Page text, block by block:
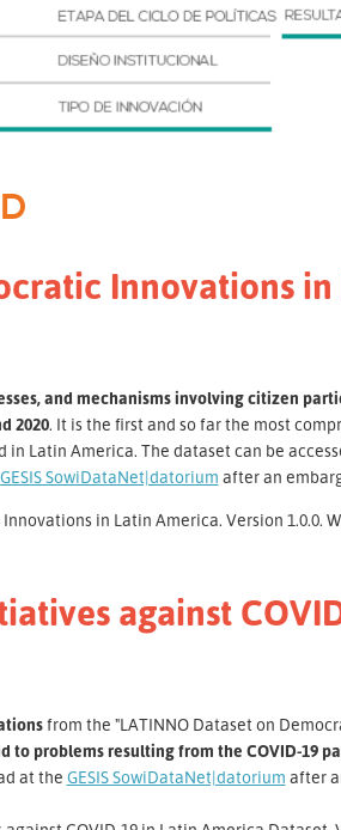
Innovations
and mechanisms involving citizen
2020. It is the first and so far the most
Latin America. The dataset can be
GESIS SowiDataNet|datorium after an
in Latin America. Version 1.0.0.
against
from the "LATINNO Dataset on
problems resulting from the COVID-19
at the GESIS SowiDataNet|datorium after